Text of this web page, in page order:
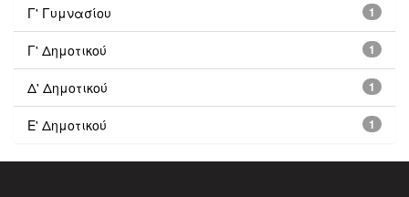
1
Γ' Γυμνασίου
1
Γ' Δημοτικού
1
Δ' Δημοτικού
1
Ε' Δημοτικού